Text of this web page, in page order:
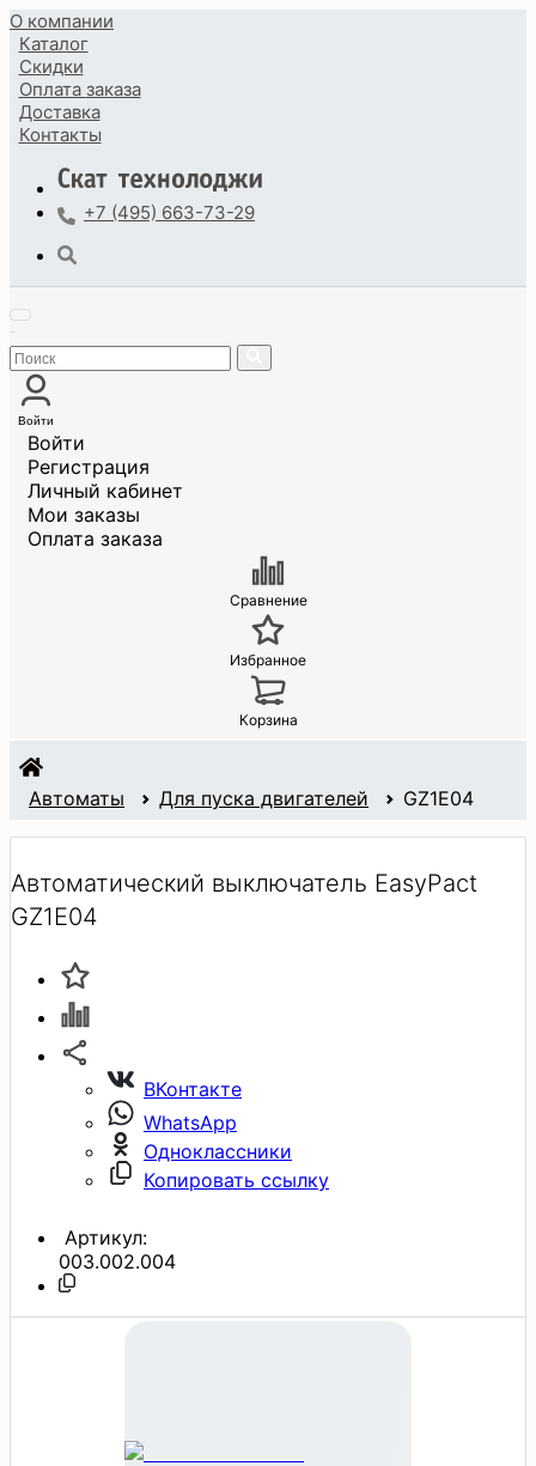
О компании
Каталог
Скидки
Оплата заказа
Доставка
Контакты
+7 (495) 663-73-29
Войти
Войти
Регистрация
Личный кабинет
Мои заказы
Оплата заказа
Сравнение
Избранное
Корзина
Автоматы Для пуска двигателей GZ1E04
Автоматический выключатель EasyPact
GZ1E04
ВКонтакте
WhatsApp
Одноклассники
Копировать ссылку
Артикул:
003.002.004